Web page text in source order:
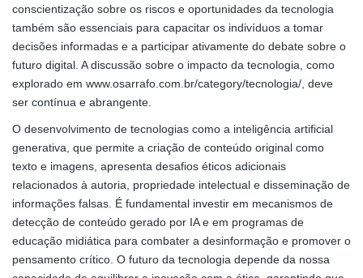
conscientização sobre os riscos e oportunidades da tecnologia
também são essenciais para capacitar os indivíduos a tomar
decisões informadas e a participar ativamente do debate sobre o
futuro digital. A discussão sobre o impacto da tecnologia, como
explorado em www.osarrafo.com.br/category/tecnologia/, deve
ser contínua e abrangente.
O desenvolvimento de tecnologias como a inteligência artificial
generativa, que permite a criação de conteúdo original como
texto e imagens, apresenta desafios éticos adicionais
relacionados à autoria, propriedade intelectual e disseminação de
informações falsas. É fundamental investir em mecanismos de
detecção de conteúdo gerado por IA e em programas de
educação midiática para combater a desinformação e promover o
pensamento crítico. O futuro da tecnologia depende da nossa